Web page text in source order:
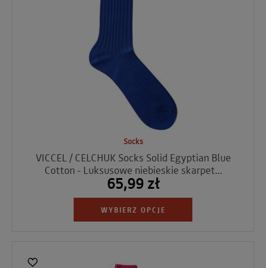
Socks
VICCEL / CELCHUK Socks Solid Egyptian Blue
Cotton - Luksusowe niebieskie skarpet...
65,99 zł
WYBIERZ OPCJE